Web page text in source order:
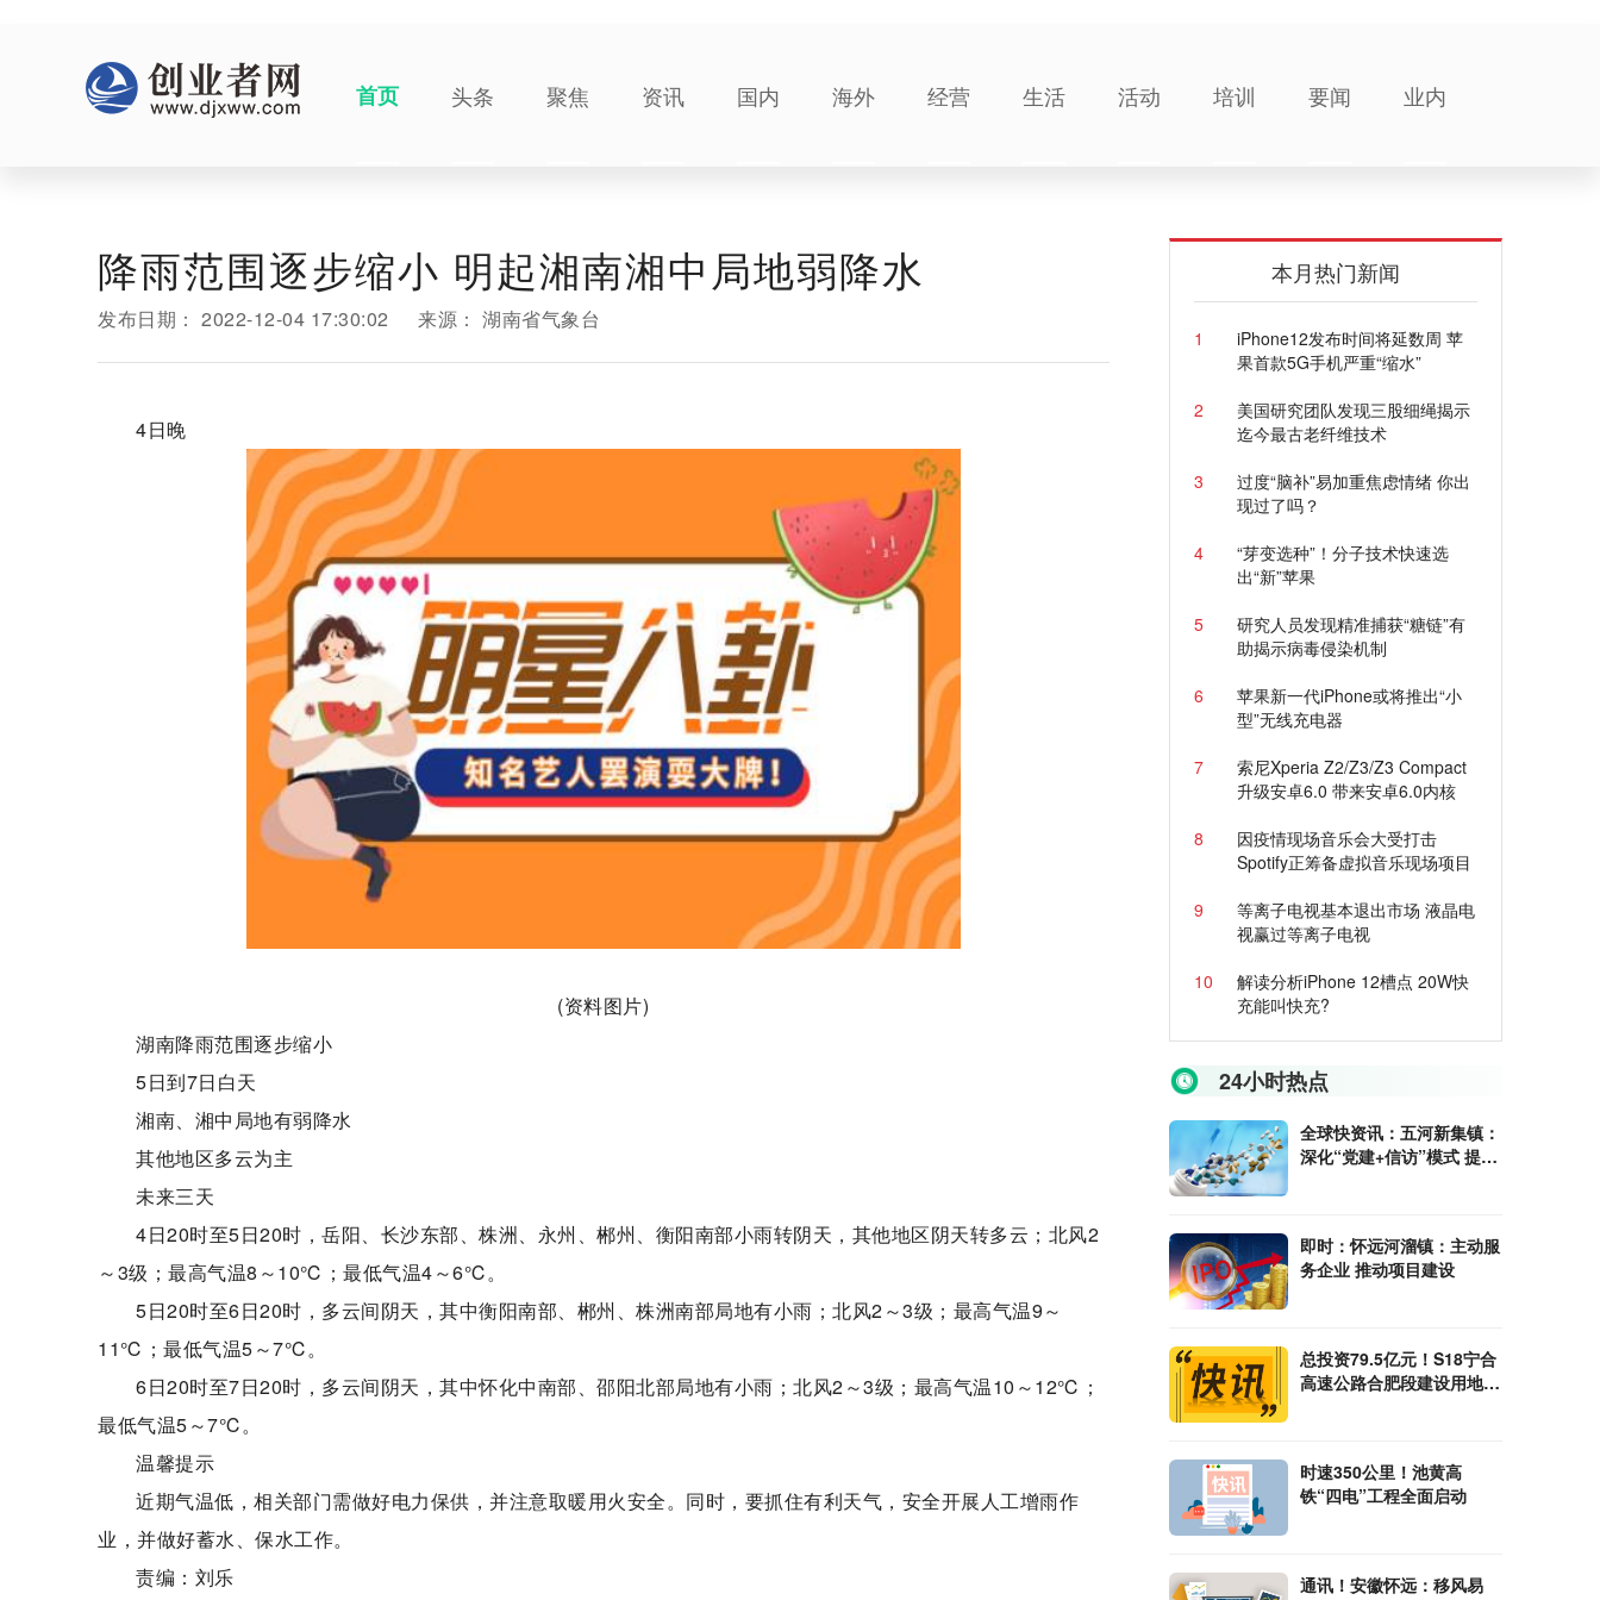
首页 头条 聚焦 资讯 国内 海外 经营 生活 活动 培训 要闻 业内
降雨范围逐步缩小 明起湘南湘中局地弱降水
发布日期： 2022-12-04 17:30:02 来源： 湖南省气象台
4日晚
(资料图片)
湖南降雨范围逐步缩小
5日到7日白天
湘南、湘中局地有弱降水
其他地区多云为主
未来三天
4日20时至5日20时，岳阳、长沙东部、株洲、永州、郴州、衡阳南部小雨转阴天，其他地区阴天转多云；北风2
～3级；最高气温8～10℃；最低气温4～6℃。
5日20时至6日20时，多云间阴天，其中衡阳南部、郴州、株洲南部局地有小雨；北风2～3级；最高气温9～
11℃；最低气温5～7℃。
6日20时至7日20时，多云间阴天，其中怀化中南部、邵阳北部局地有小雨；北风2～3级；最高气温10～12℃；
最低气温5～7℃。
温馨提示
近期气温低，相关部门需做好电力保供，并注意取暖用火安全。同时，要抓住有利天气，安全开展人工增雨作
业，并做好蓄水、保水工作。
责编：刘乐
本月热门新闻
1
iPhone12发布时间将延数周 苹
果首款5G手机严重“缩水”
2
美国研究团队发现三股细绳揭示
迄今最古老纤维技术
3
过度“脑补”易加重焦虑情绪 你出
现过了吗？
4
“芽变选种”！分子技术快速选
出“新”苹果
5
研究人员发现精准捕获“糖链”有
助揭示病毒侵染机制
6
苹果新一代iPhone或将推出“小
型”无线充电器
7
索尼Xperia Z2/Z3/Z3 Compact
升级安卓6.0 带来安卓6.0内核
8
因疫情现场音乐会大受打击
Spotify正筹备虚拟音乐现场项目
9
等离子电视基本退出市场 液晶电
视赢过等离子电视
10
解读分析iPhone 12槽点 20W快
充能叫快充?
24小时热点
全球快资讯：五河新集镇：
深化“党建+信访”模式 提升
即时：怀远河溜镇：主动服
务企业 推动项目建设
总投资79.5亿元！S18宁合
高速公路合肥段建设用地预
时速350公里！池黄高
铁“四电”工程全面启动
通讯！安徽怀远：移风易